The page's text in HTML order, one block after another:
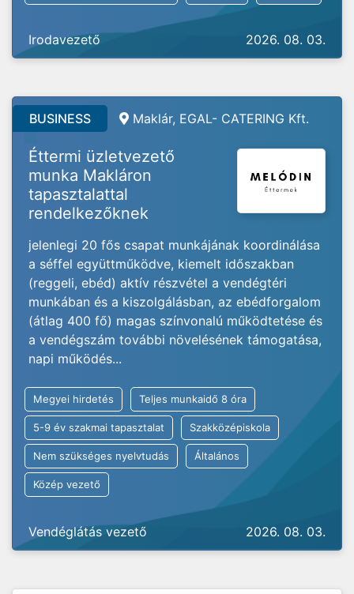
Irodavezető 2026. 08. 03.
BUSINESS Maklár, EGAL- CATERING Kft.
Éttermi üzletvezető
munka Makláron
tapasztalattal
rendelkezőknek
jelenlegi 20 fős csapat munkájának koordinálása
a séffel együttműködve, kiemelt időszakban
(reggeli, ebéd) aktív részvétel a vendégtéri
munkában és a kiszolgálásban, az ebédforgalom
(átlag 400 fő) magas színvonalú működtetése és
a vendégszám további növelésének támogatása,
napi működés...
Megyei hirdetés Teljes munkaidő 8 óra
5-9 év szakmai tapasztalat Szakközépiskola
Nem szükséges nyelvtudás Általános
Közép vezető
Vendéglátás vezető 2026. 08. 03.